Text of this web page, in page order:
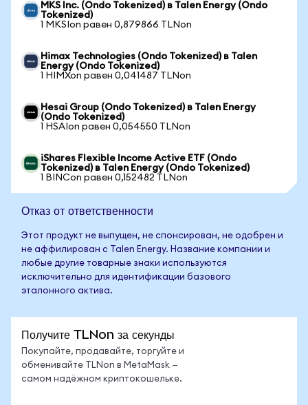
MKS Inc. (Ondo Tokenized) в Talen Energy (Ondo
Tokenized)
1 MKSIon равен 0,879866 TLNon
Himax Technologies (Ondo Tokenized) в Talen
Energy (Ondo Tokenized)
1 HIMXon равен 0,041487 TLNon
Hesai Group (Ondo Tokenized) в Talen Energy
(Ondo Tokenized)
1 HSAIon равен 0,054550 TLNon
iShares Flexible Income Active ETF (Ondo
Tokenized) в Talen Energy (Ondo Tokenized)
1 BINCon равен 0,152482 TLNon
Отказ от ответственности
Этот продукт не выпущен, не спонсирован, не одобрен и
не аффилирован с Talen Energy. Название компании и
любые другие товарные знаки используются
исключительно для идентификации базового
эталонного актива.
Получите TLNon за секунды
Покупайте, продавайте, торгуйте и
обменивайте TLNon в MetaMask —
самом надёжном криптокошельке.